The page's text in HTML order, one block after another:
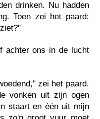
drinken. Nu hadden
Toen zei het paard:
achter ons in de lucht
zei het paard.
vonken uit zijn ogen
staart en één uit mijn